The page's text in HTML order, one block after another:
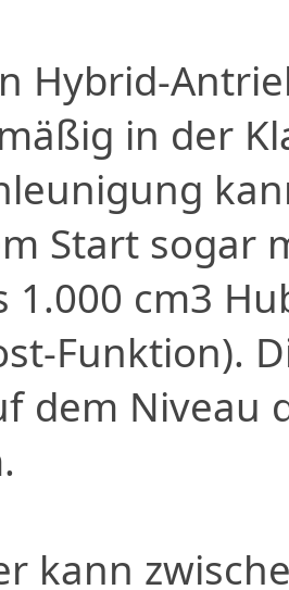
Hybrid-
in der
Start sogar
1.000 cm3
Funktion).
dem Niveau
kann